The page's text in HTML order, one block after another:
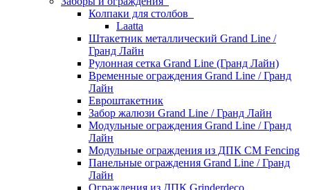
Колпаки для столбов
Laatta
Штакетник металлический Grand Line /
Гранд Лайн
Рулонная сетка Grand Line (Гранд Лайн)
Временные ограждения Grand Line / Гранд
Лайн
Евроштакетник
Забор жалюзи Grand Line / Гранд Лайн
Модульные ограждения Grand Line / Гранд
Лайн
Модульные ограждения из ДПК CM Fencing
Панельные ограждения Grand Line / Гранд
Лайн
Ограждения из ДПК Grinderdeco